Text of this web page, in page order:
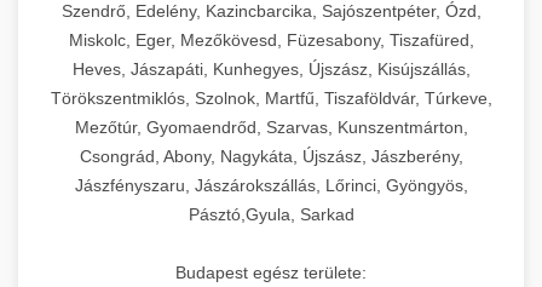
Szendrő, Edelény, Kazincbarcika, Sajószentpéter, Ózd,
Miskolc, Eger, Mezőkövesd, Füzesabony, Tiszafüred,
Heves, Jászapáti, Kunhegyes, Újszász, Kisújszállás,
Törökszentmiklós, Szolnok, Martfű, Tiszaföldvár, Túrkeve,
Mezőtúr, Gyomaendrőd, Szarvas, Kunszentmárton,
Csongrád, Abony, Nagykáta, Újszász, Jászberény,
Jászfényszaru, Jászárokszállás, Lőrinci, Gyöngyös,
Pásztó,Gyula, Sarkad
Budapest egész területe: